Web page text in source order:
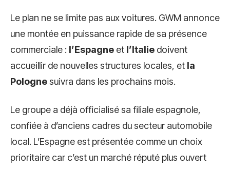
Le plan ne se limite pas aux voitures. GWM annonce
une montée en puissance rapide de sa présence
commerciale : l’Espagne et l’Italie doivent
accueillir de nouvelles structures locales, et la
Polognesuivra dans les prochains mois.
Le groupe a déjà officialisé sa filiale espagnole,
confiée à d’anciens cadres du secteur automobile
local. L’Espagne est présentée comme un choix
prioritaire car c’est un marché réputé plus ouvert